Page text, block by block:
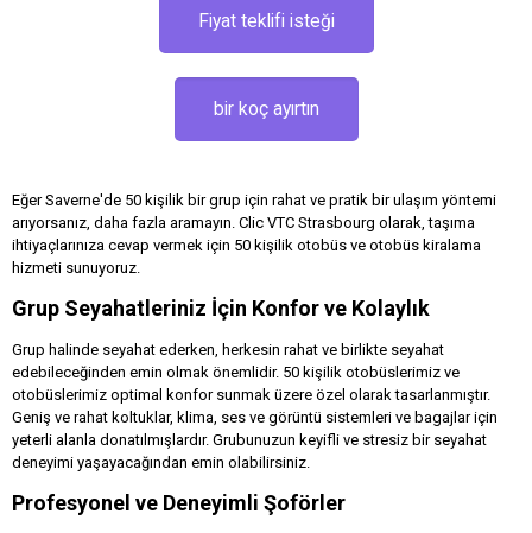
Fiyat teklifi isteği
bir koç ayırtın
Eğer Saverne'de 50 kişilik bir grup için rahat ve pratik bir ulaşım yöntemi
arıyorsanız, daha fazla aramayın. Clic VTC Strasbourg olarak, taşıma
ihtiyaçlarınıza cevap vermek için 50 kişilik otobüs ve otobüs kiralama
hizmeti sunuyoruz.
Grup Seyahatleriniz İçin Konfor ve Kolaylık
Grup halinde seyahat ederken, herkesin rahat ve birlikte seyahat
edebileceğinden emin olmak önemlidir. 50 kişilik otobüslerimiz ve
otobüslerimiz optimal konfor sunmak üzere özel olarak tasarlanmıştır.
Geniş ve rahat koltuklar, klima, ses ve görüntü sistemleri ve bagajlar için
yeterli alanla donatılmışlardır. Grubunuzun keyifli ve stresiz bir seyahat
deneyimi yaşayacağından emin olabilirsiniz.
Profesyonel ve Deneyimli Şoförler